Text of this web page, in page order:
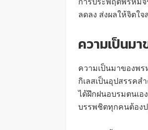
การประพฤติพรหมจ
ลดลง ส่งผลให้จิตใ
ความเป็นม
ความเป็นมาของพ
กิเลสเป็นอุปสรรค
ได้ฝึกฝนอบรมตนเอ
บรรพชิตทุกคนต้อง